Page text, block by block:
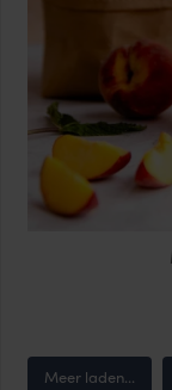
Meer laden...